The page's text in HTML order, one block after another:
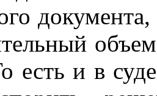
есть и в